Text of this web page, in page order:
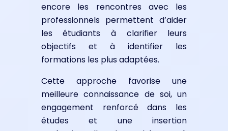
encore les rencontres avec les
professionnels permettent d’aider
les étudiants à clarifier leurs
objectifs et à identifier les
formations les plus adaptées.
Cette approche favorise une
meilleure connaissance de soi, un
engagement renforcé dans les
études et une insertion